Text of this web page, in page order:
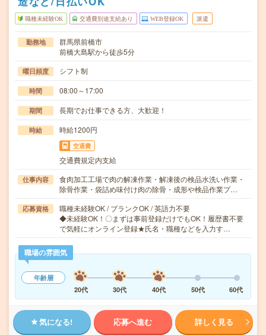
職種未経験OK 交通費別途支給あり WEB登録OK 派遣
勤務地
群馬県前橋市
前橋大島駅から徒歩5分
曜日頻度 シフト制
時間 08:00～17:00
期間 長期でお仕事できる方、大歓迎！
時給 時給1200円
交通費
交通費規定内支給
仕事内容
食肉加工工場で肉の解凍作業・解凍後の検品水洗い作業・
除骨作業・袋詰め味付け肉の除骨・成形や検品作業プ…
応募資格
職種未経験OK / ブランクOK / 英語力不要
◆未経験OK！〇まずは事前登録だけでもOK！履歴書不要
で気軽にオンライン登録★氏名・職種などを入力す…
職場の雰囲気
年齢層
20代
30代 40代 50代 60代
気になる! 応募へ進む 詳しく見る